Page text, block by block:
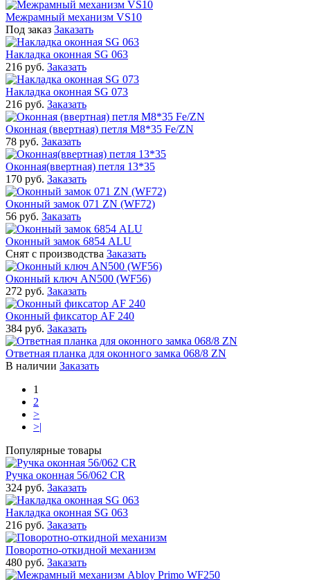
Межрамный механизм VS10
Под заказ Заказать
Накладка оконная SG 063
216 руб. Заказать
Накладка оконная SG 073
216 руб. Заказать
Оконная (ввертная) петля M8*35 Fe/ZN
78 руб. Заказать
Оконная(ввертная) петля 13*35
170 руб. Заказать
Оконный замок 071 ZN (WF72)
56 руб. Заказать
Оконный замок 6854 ALU
Снят с производства Заказать
Оконный ключ AN500 (WF56)
272 руб. Заказать
Оконный фиксатор AF 240
384 руб. Заказать
Ответная планка для оконного замка 068/8 ZN
В наличии Заказать
1
2
>
>|
Популярные товары
Ручка оконная 56/062 CR
324 руб. Заказать
Накладка оконная SG 063
216 руб. Заказать
Поворотно-откидной механизм
480 руб. Заказать